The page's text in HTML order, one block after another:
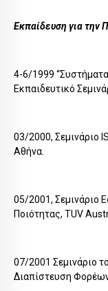
Εκπαίδευση για την
4-6/1999
Εκπαιδευτικό
03/2000, Σεμινάριο
Αθήνα.
05/2001, Σεμινάριο
Ποιότητας, TUV
07/2001 Σεμινάριο
Διαπίστευση